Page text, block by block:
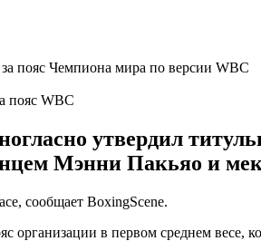
пояс WBC
утвердил
Мэнни Пакьяо и
сообщает BoxingScene.
организации в первом среднем весе,